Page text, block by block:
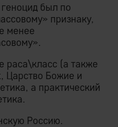
был по
признаку,
менее
раса\класс (а также
Царство Божие и
а практический
Россию.